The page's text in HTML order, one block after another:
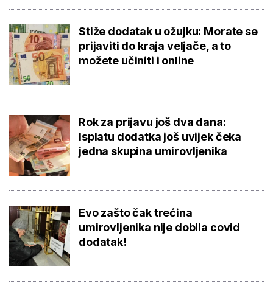
Stiže dodatak u ožujku: Morate se
prijaviti do kraja veljače, a to
možete učiniti i online
Rok za prijavu još dva dana:
Isplatu dodatka još uvijek čeka
jedna skupina umirovljenika
Evo zašto čak trećina
umirovljenika nije dobila covid
dodatak!